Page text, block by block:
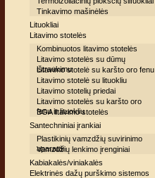
Tinkavimo mašinėlės
Lituokliai
Litavimo stotelės
Kombinuotos litavimo stotelės
Litavimo stotelės su dūmų
ištraukimu
Litavimo stotelė su karšto oro fenu
Litavimo stotelė su lituokliu
Litavimo stotelių priedai
Litavimo stotelės su karšto oro
fenu ir lituokliu
BGA litavimo stotelės
Santechniniai įrankiai
Plastikinių vamzdžių suvirinimo
aparatai
Vamzdžių lenkimo įrenginiai
Kabiakalės/viniakalės
Elektrinės dažų purškimo sistemos